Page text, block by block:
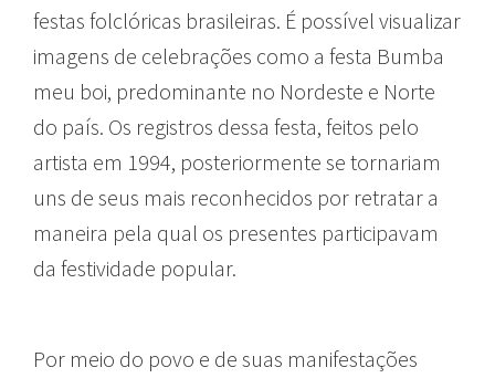
festas folclóricas brasileiras. É possível visualizar
imagens de celebrações como a festa Bumba
meu boi, predominante no Nordeste e Norte
do país. Os registros dessa festa, feitos pelo
artista em 1994, posteriormente se tornariam
uns de seus mais reconhecidos por retratar a
maneira pela qual os presentes participavam
da festividade popular.
Por meio do povo e de suas manifestações